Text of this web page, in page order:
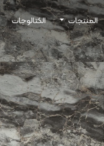
المنتجات الكتالوجات